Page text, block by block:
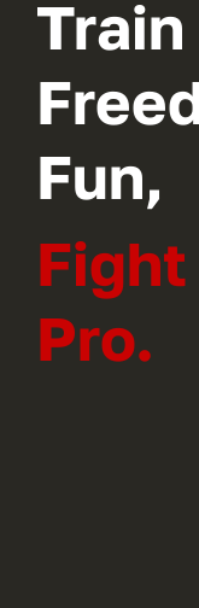
Fun,
Pro.